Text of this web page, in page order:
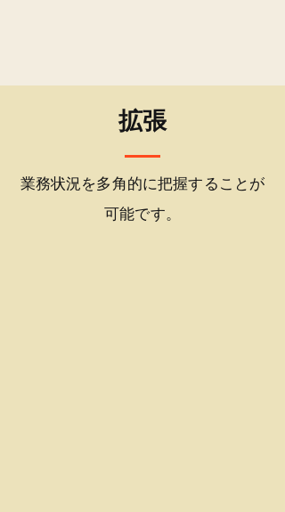
拡張
業務状況を多角的に把握することが
可能です。